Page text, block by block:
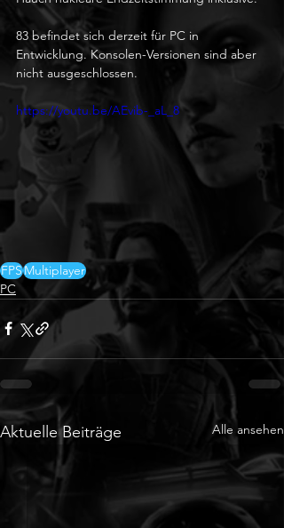
83 befindet sich derzeit für PC in
Entwicklung. Konsolen-Versionen sind aber
nicht ausgeschlossen.
https://youtu.be/AEvib-_aL_8
FPSMultiplayer
PC
Aktuelle Beiträge Alle ansehen